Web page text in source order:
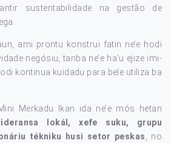
sustentabilidade na gestão de
ami prontu konstrui fatin ne’e hodi
negósiu, tanba ne’e ha’u ejize imi-
kontinua kuidadu para bele utiliza ba
Merkadu Ikan ida ne’e mós hetan
lideransa lokál, xefe suku, grupu
tékniku husi setor peskas , no